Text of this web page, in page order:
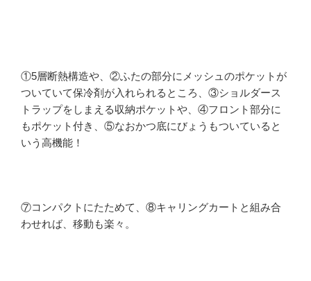
①5層断熱構造や、②ふたの部分にメッシュのポケットが
ついていて保冷剤が入れられるところ、③ショルダース
トラップをしまえる収納ポケットや、④フロント部分に
もポケット付き、⑤なおかつ底にびょうもついていると
いう高機能！
⑦コンパクトにたためて、⑧キャリングカートと組み合
わせれば、移動も楽々。